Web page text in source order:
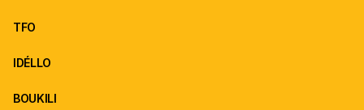
TFO
IDÉLLO
BOUKILI